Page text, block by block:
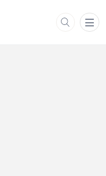
תפריט